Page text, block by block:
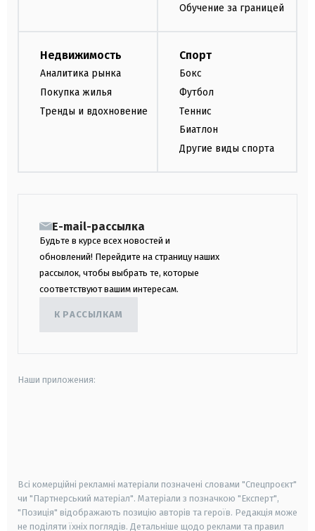
Обучение за границей
Недвижимость
Аналитика рынка
Покупка жилья
Тренды и вдохновение
Спорт
Бокс
Футбол
Теннис
Биатлон
Другие виды спорта
E-mail-рассылка
Будьте в курсе всех новостей и
обновлений! Перейдите на страницу наших
рассылок, чтобы выбрать те, которые
соответствуют вашим интересам.
К РАССЫЛКАМ
Наши приложения:
Всі комерційні рекламні матеріали позначені словами "Спецпроєкт"
чи "Партнерський матеріал". Матеріали з позначкою "Експерт",
"Позиція" відображають позицію авторів та героїв. Редакція може
не поділяти їхніх поглядів. Детальніше щодо реклами та правил